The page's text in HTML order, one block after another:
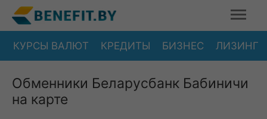
КУРСЫ ВАЛЮТ КРЕДИТЫ БИЗНЕС ЛИЗИНГ
Обменники Беларусбанк Бабиничи
на карте